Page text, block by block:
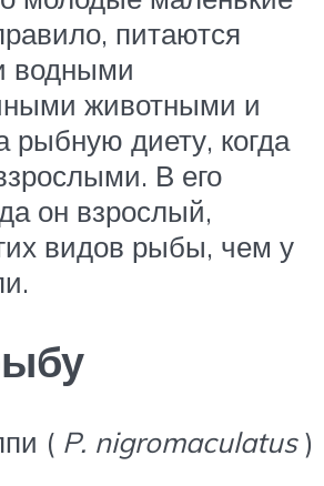
питаются
водными
животными и
рыбную диету, когда
В его
он взрослый,
видов рыбы, чем у
( P. nigromaculatus)